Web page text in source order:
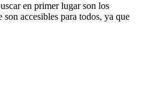
en primer lugar son los
son accesibles para todos, ya que